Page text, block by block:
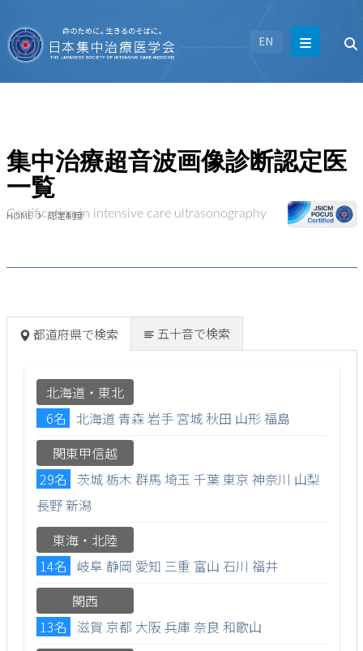
EN
HOME 認定制度
集中治療超音波画像診断認定医
一覧
Certification in intensive care ultrasonography
都道府県で検索 五十音で検索
北海道・東北
6名 北海道 青森岩手 宮城 秋田 山形福島
関東甲信越
29名
茨城栃木 群馬 埼玉 千葉 東京 神奈川 山梨
長野新潟
東海・北陸
14名
岐阜 静岡 愛知 三重 富山 石川 福井
関西
13名 滋賀 京都 大阪 兵庫 奈良 和歌山